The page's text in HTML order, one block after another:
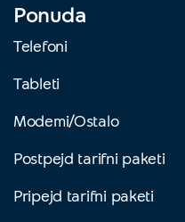
Ponuda
Telefoni
Tableti
Modemi/Ostalo
Postpejd tarifni paketi
Pripejd tarifni paketi